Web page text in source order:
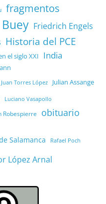
fragmentos
Friedrich Engels
Historia del PCE
el siglo XXI India
Juan Torres López Julian Assange
Luciano Vasapollo
Robespierre
obituario
Salamanca Rafael Poch
López Arnal